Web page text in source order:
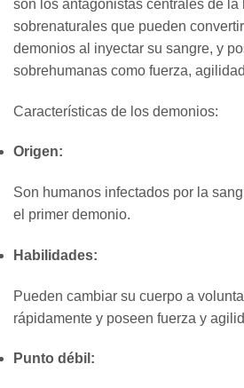
son los antagonistas centrales de la
sobrenaturales que pueden
demonios al inyectar su sangre, y
sobrehumanas como fuerza,
Características de los demonios:
Origen:
Son humanos infectados por la
el primer demonio.
Habilidades:
Pueden cambiar su cuerpo a
rápidamente y poseen fuerza y
Punto débil: